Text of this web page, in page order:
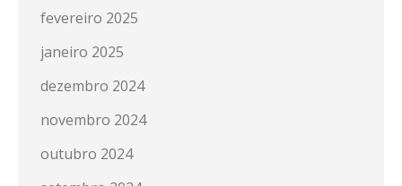
fevereiro 2025
janeiro 2025
dezembro 2024
novembro 2024
outubro 2024